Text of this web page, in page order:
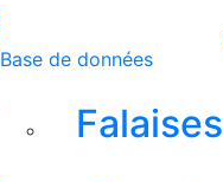
Base de données
Falaises